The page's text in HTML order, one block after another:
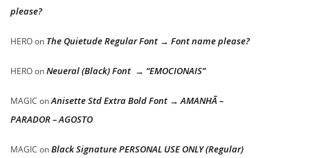
please?
HEROon The Quietude Regular Font → Font name please?
HEROonNeueral (Black) Font → “EMOCIONAIS”
MAGIC onAnisette Std Extra Bold Font → AMANHÃ –
PARADOR – AGOSTO
MAGIC onBlack Signature PERSONAL USE ONLY (Regular)